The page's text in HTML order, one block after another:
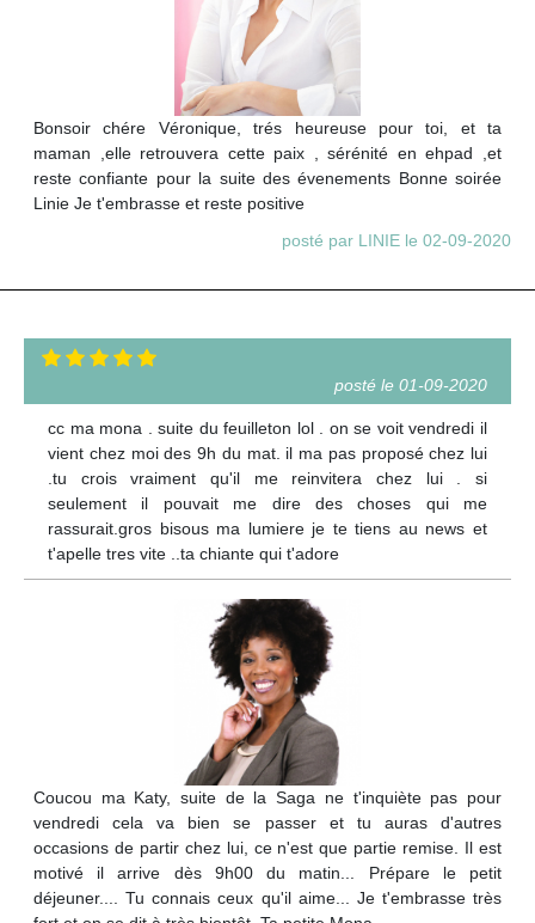
Bonsoir chére Véronique, trés heureuse pour toi, et ta
maman ,elle retrouvera cette paix , sérénité en ehpad ,et
reste confiante pour la suite des évenements Bonne soirée
Linie Je t'embrasse et reste positive
posté par LINIE le 02-09-2020
posté le 01-09-2020
cc ma mona . suite du feuilleton lol . on se voit vendredi il
vient chez moi des 9h du mat. il ma pas proposé chez lui
.tu crois vraiment qu'il me reinvitera chez lui . si
seulement il pouvait me dire des choses qui me
rassurait.gros bisous ma lumiere je te tiens au news et
t'apelle tres vite ..ta chiante qui t'adore
Coucou ma Katy, suite de la Saga ne t'inquiète pas pour
vendredi cela va bien se passer et tu auras d'autres
occasions de partir chez lui, ce n'est que partie remise. Il est
motivé il arrive dès 9h00 du matin... Prépare le petit
déjeuner.... Tu connais ceux qu'il aime... Je t'embrasse très